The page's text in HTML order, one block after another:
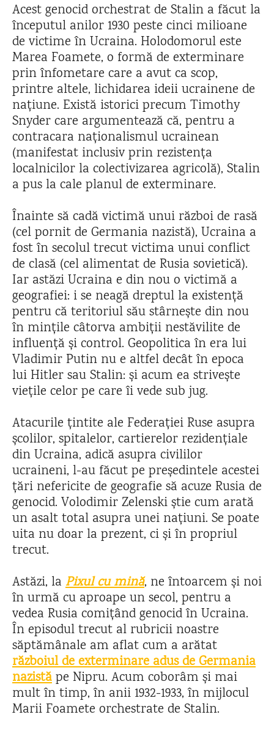
Acest genocid orchestrat de Stalin a făcut la
începutul anilor 1930 peste cinci milioane
de victime în Ucraina. Holodomorul este
Marea Foamete, o formă de exterminare
prin înfometare care a avut ca scop,
printre altele, lichidarea ideii ucrainene de
națiune. Există istorici precum Timothy
Snyder care argumentează că, pentru a
contracara naționalismul ucrainean
(manifestat inclusiv prin rezistența
localnicilor la colectivizarea agricolă), Stalin
a pus la cale planul de exterminare.
Înainte să cadă victimă unui război de rasă
(cel pornit de Germania nazistă), Ucraina a
fost în secolul trecut victima unui conflict
de clasă (cel alimentat de Rusia sovietică).
Iar astăzi Ucraina e din nou o victimă a
geografiei: i se neagă dreptul la existență
pentru că teritoriul său stârnește din nou
în mințile câtorva ambiții nestăvilite de
influență și control. Geopolitica în era lui
Vladimir Putin nu e altfel decât în epoca
lui Hitler sau Stalin: și acum ea strivește
viețile celor pe care îi vede sub jug.
Atacurile țintite ale Federației Ruse asupra
școlilor, spitalelor, cartierelor rezidențiale
din Ucraina, adică asupra civililor
ucraineni, l-au făcut pe președintele acestei
țări nefericite de geografie să acuze Rusia de
genocid. Volodimir Zelenski știe cum arată
un asalt total asupra unei națiuni. Se poate
uita nu doar la prezent, ci și în propriul
trecut.
Astăzi, la Pixul cu mină, ne întoarcem și noi
în urmă cu aproape un secol, pentru a
vedea Rusia comițând genocid în Ucraina.
În episodul trecut al rubricii noastre
săptămânale am aflat cum a arătat
războiul de exterminare adus de Germania
nazistăpe Nipru. Acum coborâm și mai
mult în timp, în anii 1932-1933, în mijlocul
Marii Foamete orchestrate de Stalin.